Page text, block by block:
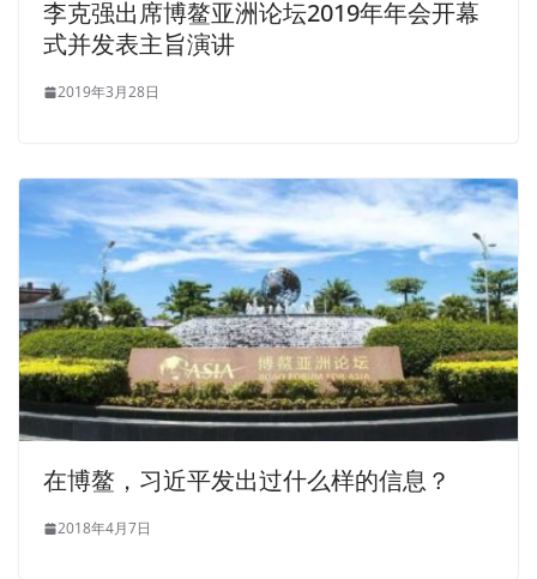
李克强出席博鳌亚洲论坛2019年年会开幕
式并发表主旨演讲
2019年3月28日
在博鳌，习近平发出过什么样的信息？
2018年4月7日